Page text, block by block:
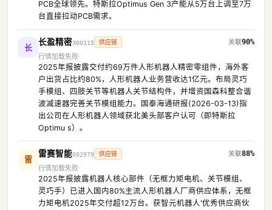
PCB全球领先。特斯拉Optimus Gen 3产能从5万台上调至7万
台直接拉动PCB需求。
长
长盈精密300115 供应链
90%
行情加载失败
2025年报披露交付约69万件人形机器人精密零组件，海外客
户出货占比约80%，人形机器人业务营收达1亿元。布局灵巧
手模组、四肢关节等机器人关节结构件，并增资国森科整合谐
波减速器完善关节模组能力。国泰海通研报(2026-03-13)指
出公司在人形机器人领域获北美头部客户认可（即特斯拉
Optimu s）。
雷
雷赛智能002979 供应链
88%
行情加载失败
2025年报披露机器人核心部件（无框力矩电机、关节模组、
灵巧手）已进入国内80%主流人形机器人厂商供应体系，无框
力矩电机2025年交付超12万台。获智元机器人'优秀供应商伙